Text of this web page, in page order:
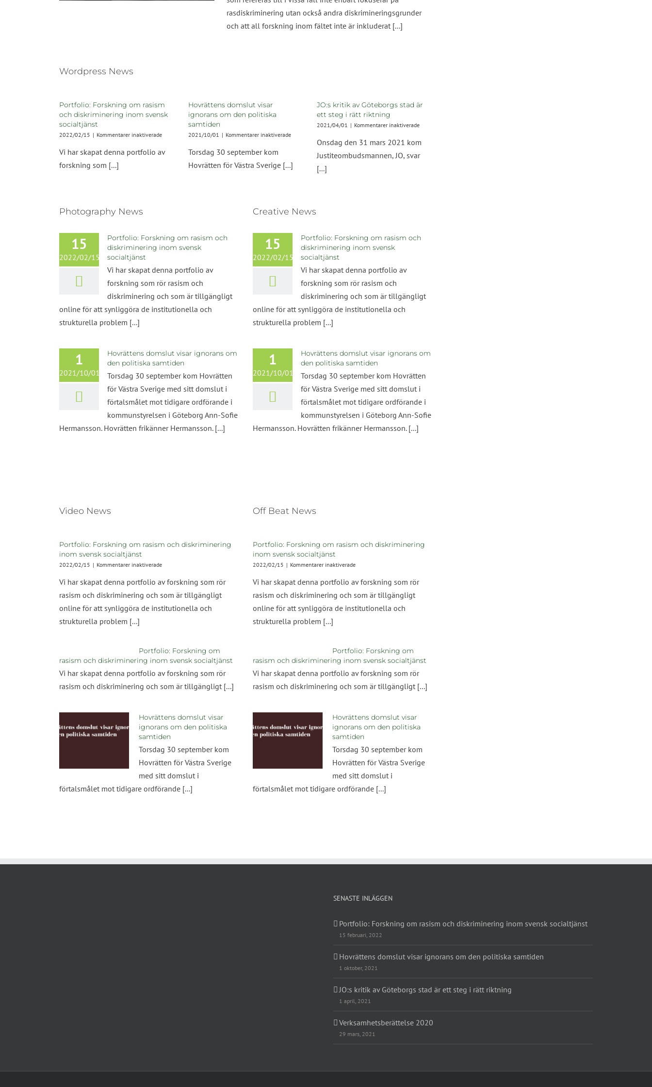
rasdiskriminering utan också andra diskrimineringsgrunder
och att all forskning inom fältet inte är inkluderat [...]
Wordpress News
Portfolio: Forskning om rasism
och diskriminering inom svensk
socialtjänst
2022/02/15 | Kommentarer inaktiveradeför
Forskning
Vi har skapat denna portfolio av
forskning som [...]
Hovrättens domslut visar
ignorans om den politiska
samtiden
2021/10/01 | Kommentarer inaktiveradeför
Hovrättens
ignorans
Torsdag 30 september kom
Hovrätten för Västra Sverige [...]
JO:s kritik av Göteborgs stad är
ett steg i rätt riktning
2021/04/01 | Kommentarer inaktiveradeför
kritik
Onsdag den 31 mars 2021 kom
Justiteombudsmannen, JO, svar
[...]
Photography News
15
2022/02/15
Portfolio: Forskning om rasism och
diskriminering inom svensk
socialtjänst
Vi har skapat denna portfolio av
forskning som rör rasism och
diskriminering och som är tillgängligt
online för att synliggöra de institutionella och
strukturella problem [...]
1
2021/10/01
Hovrättens domslut visar ignorans om
den politiska samtiden
Torsdag 30 september kom Hovrätten
för Västra Sverige med sitt domslut i
förtalsmålet mot tidigare ordförande i
kommunstyrelsen i Göteborg Ann-Sofie
Hermansson. Hovrätten frikänner Hermansson. [...]
Creative News
15
2022/02/15
Portfolio: Forskning om rasism och
diskriminering inom svensk
socialtjänst
Vi har skapat denna portfolio av
forskning som rör rasism och
diskriminering och som är tillgängligt
online för att synliggöra de institutionella och
strukturella problem [...]
1
2021/10/01
Hovrättens domslut visar ignorans om
den politiska samtiden
Torsdag 30 september kom Hovrätten
för Västra Sverige med sitt domslut i
förtalsmålet mot tidigare ordförande i
kommunstyrelsen i Göteborg Ann-Sofie
Hermansson. Hovrätten frikänner Hermansson. [...]
Video News
Portfolio: Forskning om rasism och diskriminering
inom svensk socialtjänst
2022/02/15 | Kommentarer inaktiveradeför
Forskning
rasism
och
Vi har skapat denna portfolio av forskning som rör
rasism och diskriminering och som är tillgängligt
online för att synliggöra de institutionella och
strukturella problem [...]
Portfolio: Forskning om
rasism och diskriminering inom svensk socialtjänst
Vi har skapat denna portfolio av forskning som rör
rasism och diskriminering och som är tillgängligt [...]
Hovrättens domslut visar
ignorans om den politiska
samtiden
Torsdag 30 september kom
Hovrätten för Västra Sverige
med sitt domslut i
förtalsmålet mot tidigare ordförande [...]
Off Beat News
Portfolio: Forskning om rasism och diskriminering
inom svensk socialtjänst
2022/02/15 | Kommentarer inaktiveradeför
Forskning
rasism
och
Vi har skapat denna portfolio av forskning som rör
rasism och diskriminering och som är tillgängligt
online för att synliggöra de institutionella och
strukturella problem [...]
Portfolio: Forskning om
rasism och diskriminering inom svensk socialtjänst
Vi har skapat denna portfolio av forskning som rör
rasism och diskriminering och som är tillgängligt [...]
Hovrättens domslut visar
ignorans om den politiska
samtiden
Torsdag 30 september kom
Hovrätten för Västra Sverige
med sitt domslut i
förtalsmålet mot tidigare ordförande [...]
SENASTE INLÄGGEN
Portfolio: Forskning om rasism och diskriminering inom svensk socialtjänst
15 februari, 2022
Hovrättens domslut visar ignorans om den politiska samtiden
1 oktober, 2021
JO:s kritik av Göteborgs stad är ett steg i rätt riktning
1 april, 2021
Verksamhetsberättelse 2020
29 mars, 2021